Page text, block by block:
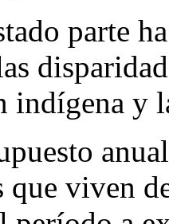
parte
indígena y
que viven